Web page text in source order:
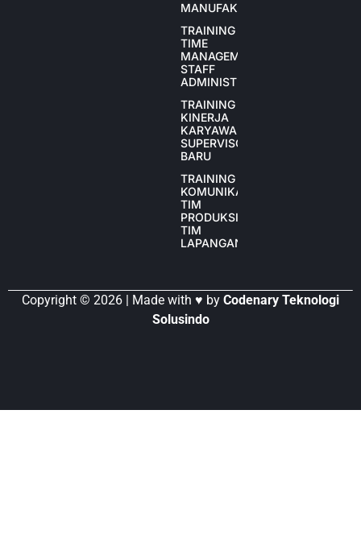
MANUFAKTUR
TRAINING
TIME
MANAGEMENT
STAFF
ADMINISTRASI
TRAINING
KINERJA
KARYAWAN
SUPERVISOR
BARU
TRAINING
KOMUNIKASI
TIM
PRODUKSI
TIM
LAPANGAN
Copyright © 2026 | Made with ♥ by Codenary Teknologi
Solusindo